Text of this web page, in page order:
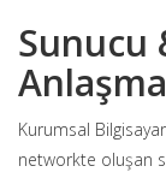
Sunucu
Kurumsal
networkte oluşan